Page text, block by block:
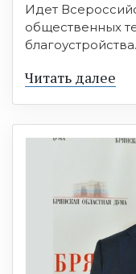
Идет
общественных
благоустройства.
Читать далее